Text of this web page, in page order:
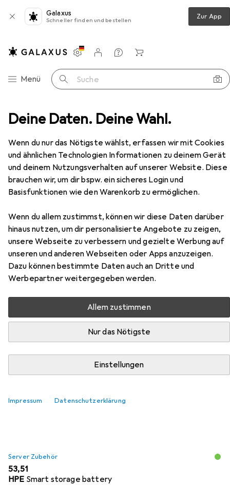
Deine Daten. Deine Wahl.
Wenn du nur das Nötigste wählst, erfassen wir mit Cookies
und ähnlichen Technologien Informationen zu deinem Gerät
und deinem Nutzungsverhalten auf unserer Website. Diese
brauchen wir, um dir bspw. ein sicheres Login und
Basisfunktionen wie den Warenkorb zu ermöglichen.
Wenn du allem zustimmst, können wir diese Daten darüber
hinaus nutzen, um dir personalisierte Angebote zu zeigen,
unsere Webseite zu verbessern und gezielte Werbung auf
unseren und anderen Webseiten oder Apps anzuzeigen.
Dazu können bestimmte Daten auch an Dritte und
Werbepartner weitergegeben werden.
Allem zustimmen
Nur das Nötigste
Einstellungen
Impressum Datenschutzerklärung
Galaxus
Schneller finden und bestellen Zur App
Navigation nach Kategorien
Menü Suche
Einstellungen
Kundenkonto
Vergleichslisten
Merklisten
Warenkorb
SR, SAS /s, low profil heatsink, 8-port internal, to ProLi
EUR
239,–
HPE
E Controller SmartArray P408i-a
SR, SAS /s, low profil heatsink, 8-port
internal, to ProLi
Zubehör für HPE E Controller
SmartArray P408i-a SR, SAS /s,
low profil heatsink, 8-port
internal, to ProLi
Hier findest du passendes Zubehör zum Produkt HPE E
heatsink, 8-port internal, to ProLi aus den Kategorien
Server Zubehör und Notebook Akku.
Server Zubehör
EUR
53,51
HPE Smart storage battery